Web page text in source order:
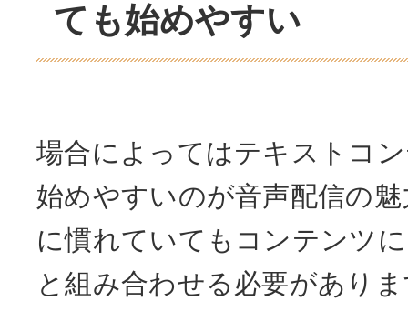
ても始めやすい
場合によってはテキストコ
始めやすいのが音声配信の
に慣れていてもコンテンツ
と組み合わせる必要があり